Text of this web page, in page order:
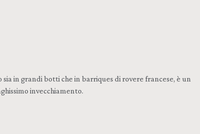
in grandi botti che in barriques di rovere francese, è un
invecchiamento.